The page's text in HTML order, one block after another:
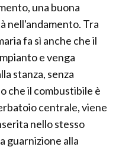
una buona
nell'andamento. Tra
fa sì anche che il
e venga
stanza, senza
che il combustibile è
centrale, viene
nello stesso
guarnizione alla